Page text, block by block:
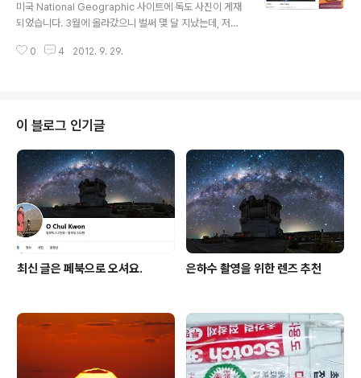
미국 National Geographic 사이트에 독도 사진이 게재
되었습니다. 3월에 올라갔으니 벌써 몇 달 지났는데, 저도
설명에 나와 있습니다. 인터넷판이라 원고료는 그리 많지
0 4 2012. 9. 29.
이 블로그 인기글
최신 글은 페북으로 오셔요. 은하수 촬영을 위한 렌즈 추천